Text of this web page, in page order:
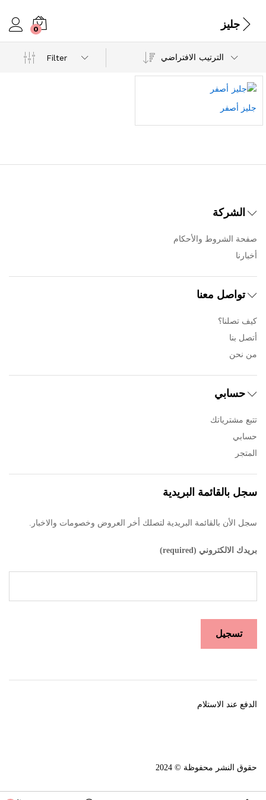
جليز 0
Filter الترتيب الافتراضي
جليز أصفر
الشركة
صفحة الشروط والأحكام
أخبارنا
تواصل معنا
كيف تصلنا؟
أتصل بنا
من نحن
حسابي
تتبع مشترياتك
حسابي
المتجر
سجل بالقائمة البريدية
سجل الأن بالقائمة البريدية لتصلك أخر العروض وخصومات والاخبار.
بريدك الالكتروني (required)
حقوق النشر محفوظة © 2024
الدفع عند الاستلام